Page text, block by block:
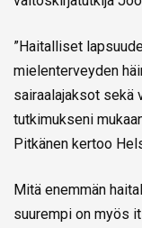
”Haitalliset
mielenterveyden
sairaalajaksot sekä
tutkimukseni
Pitkänen kertoo
Mitä enemmän
suurempi on myös